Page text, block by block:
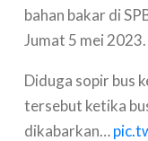
bahan bakar di
Jumat 5 mei 2023.
Diduga sopir bus
tersebut ketika
dikabarkan…